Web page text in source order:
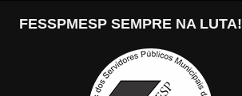
FESSPMESP SEMPRE NA LUTA!